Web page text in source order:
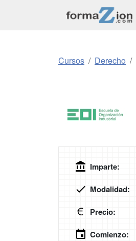
Cursos Derecho
Imparte:
Modalidad:
Precio:
Comienzo: